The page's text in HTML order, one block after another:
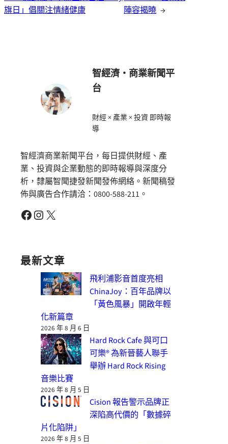
旗日」倡關注情緒健康
陣容揭曉 →
智經濟・商業新聞平
台
財經 × 產業 × 投資 即時報
導
智經濟商業新聞平台，每日提供財經、產
業、投資與企業動態的即時報導與深度分
析，隸屬智聞捷發新聞發佈網絡。新聞稿發
佈與廣告合作請洽：0800-588-211。
Facebook Instagram X
最新文章
飛利浦影音首度亮相
ChinaJoy：百年品牌以
「黃色風暴」開啟年輕
化新篇章
2026 年 8 月 6 日
Hard Rock Cafe 與可口
可樂® 為新晉藝人聯手
舉辦 Hard Rock Rising
音樂比賽
2026 年 8 月 5 日
Cision 報告警示品牌正
深陷高代價的「數據碎
片化陷阱」
2026 年 8 月 5 日